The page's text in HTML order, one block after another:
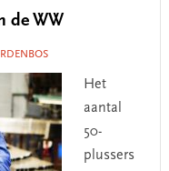
de WW
Het
aantal
50-
plussers